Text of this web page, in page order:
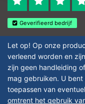
Geverifieerd bedrijf
Let op! Op onze
verleend worden en
zijn geen handleiding
mag gebruiken. U
toepassen van
omtrent het gebruik